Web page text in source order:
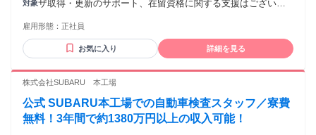
資格、免許などにより 優遇致します ※年齢に関係なく頑張り
を評価し昇給します
対象ザ取得・更新のサポート、在留資格に関する支援はございま
専・短大卒業予定者、 第二新卒も歓迎！ ・無資格OK！ 資格
取得支援制度あり！ ・Uターン・Iターン希望の方も大歓迎！
・地元で活躍したい人大歓迎！ ・安定した仕事をしたい方 ・
──────────────────── ●選考ポイント 面接ではココ
プラス思考で取り組める方 素直に知識を吸収し成長できる方
──────────────────── ⏩社員インタビュー/29歳で家
雇用形態： 正社員
お気に入り 詳細を見る
株式会社SUBARU 本工場
公式 SUBARU本工場での自動車検査スタッフ／寮費
無料！3年間で約1380万円以上の収入可能！